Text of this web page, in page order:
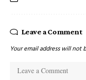
Leave a Comment
Your email address will not